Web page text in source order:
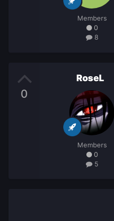
Members
0
8
0
RoseL
Members
0
5